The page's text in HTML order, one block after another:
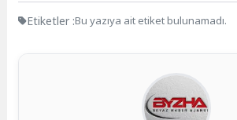
Etiketler :Bu yazıya ait etiket bulunamadı.